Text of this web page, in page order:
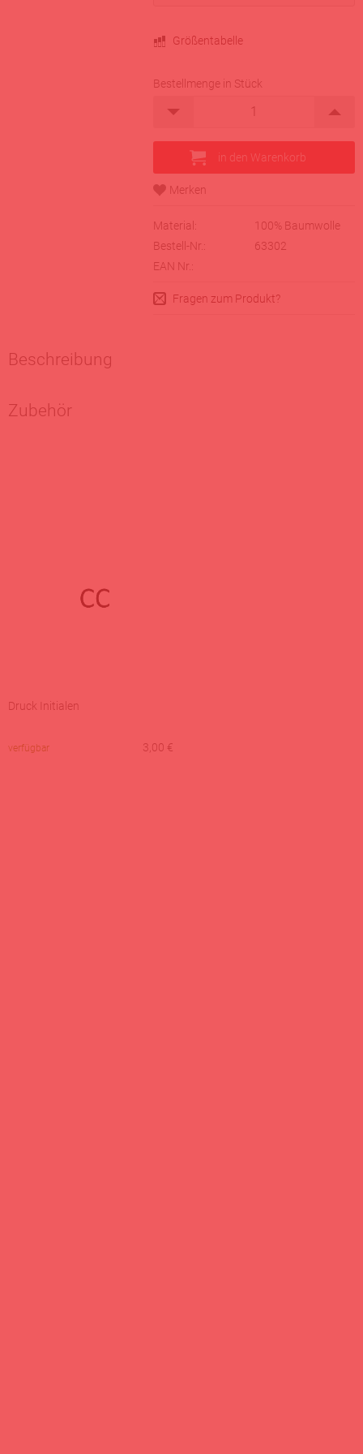
Größentabelle
Bestellmenge in Stück
Material:
100% Baumwolle
Bestell-Nr.:
63302
EAN Nr.:
Fragen zum Produkt?
Beschreibung
Zubehör
Druck Initialen
verfügbar 3,00 €